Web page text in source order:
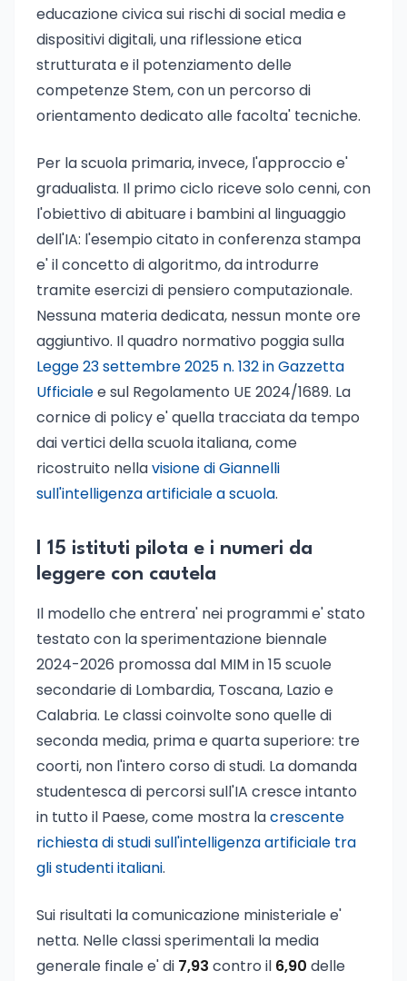
educazione civica sui rischi di social media e
dispositivi digitali, una riflessione etica
strutturata e il potenziamento delle
competenze Stem, con un percorso di
orientamento dedicato alle facolta' tecniche.
Per la scuola primaria, invece, l'approccio e'
gradualista. Il primo ciclo riceve solo cenni, con
l'obiettivo di abituare i bambini al linguaggio
dell'IA: l'esempio citato in conferenza stampa
e' il concetto di algoritmo, da introdurre
tramite esercizi di pensiero computazionale.
Nessuna materia dedicata, nessun monte ore
aggiuntivo. Il quadro normativo poggia sulla
Legge 23 settembre 2025 n. 132 in Gazzetta
Ufficialee sul Regolamento UE 2024/1689. La
cornice di policy e' quella tracciata da tempo
dai vertici della scuola italiana, come
ricostruito nellavisione di Giannelli
sull'intelligenza artificiale a scuola.
I 15 istituti pilota e i numeri da
leggere con cautela
Il modello che entrera' nei programmi e' stato
testato con la sperimentazione biennale
2024-2026 promossa dal MIM in 15 scuole
secondarie di Lombardia, Toscana, Lazio e
Calabria. Le classi coinvolte sono quelle di
seconda media, prima e quarta superiore: tre
coorti, non l'intero corso di studi. La domanda
studentesca di percorsi sull'IA cresce intanto
in tutto il Paese, come mostra lacrescente
richiesta di studi sull'intelligenza artificiale tra
gli studenti italiani.
Sui risultati la comunicazione ministeriale e'
netta. Nelle classi sperimentali la media
generale finale e' di 7,93 contro il 6,90 delle